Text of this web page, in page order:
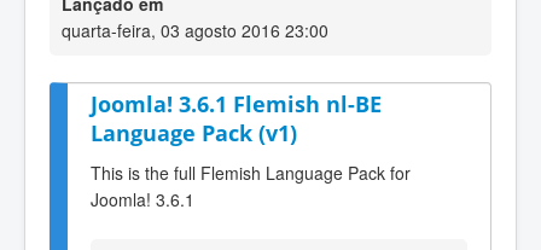
quarta-feira, 03 agosto 2016 23:00
Joomla! 3.6.1 Flemish nl-BE
Language Pack (v1)
This is the full Flemish Language Pack for
Joomla! 3.6.1